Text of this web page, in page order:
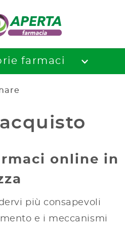
farmaci
online in
più consapevoli
e i meccanismi